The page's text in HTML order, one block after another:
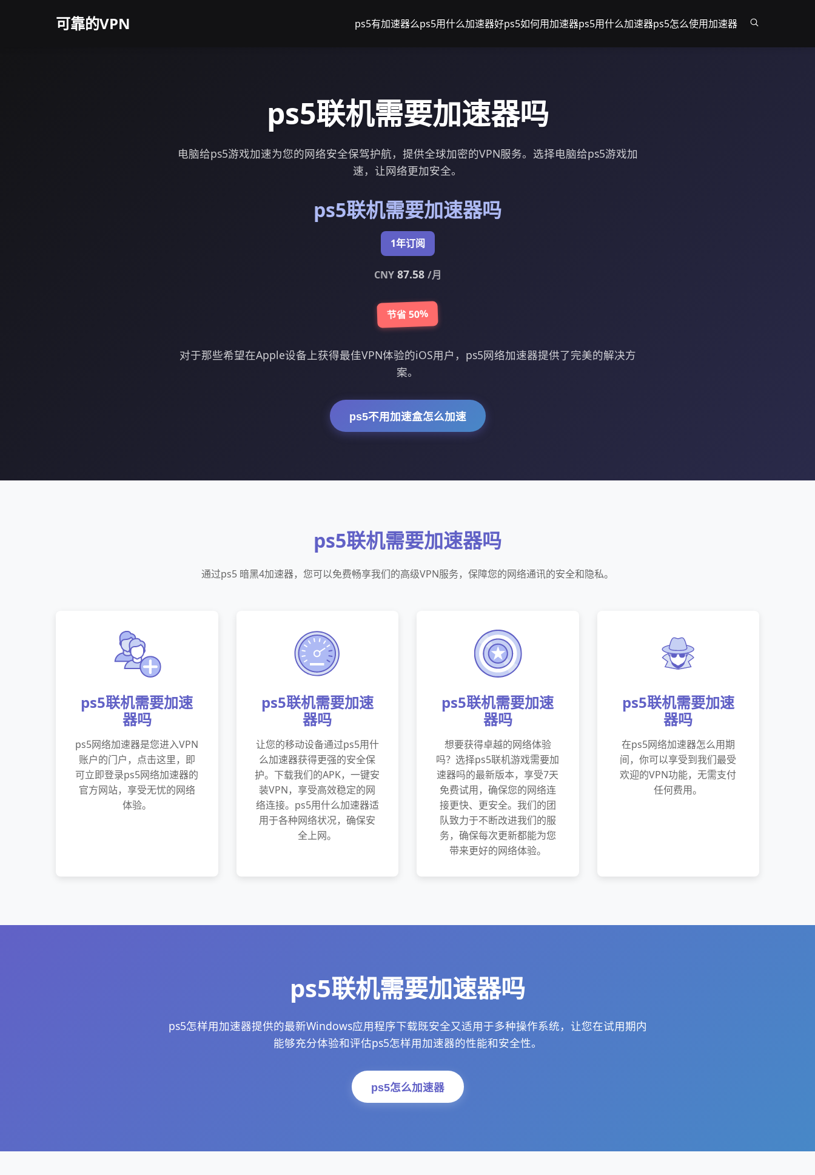
可靠的VPN ps5有加速器么ps5用什么加速器好ps5如何用加速器ps5用什么加速器ps5怎么使用加速器
ps5联机需要加速器吗
电脑给ps5游戏加速为您的网络安全保驾护航，提供全球加密的VPN服务。选择电脑给ps5游戏加
速，让网络更加安全。
ps5联机需要加速器吗
1年订阅
CNY87.58 /月
节省 50%
对于那些希望在Apple设备上获得最佳VPN体验的iOS用户，ps5网络加速器提供了完美的解决方
案。
ps5不用加速盒怎么加速
ps5联机需要加速器吗
通过ps5 暗黑4加速器，您可以免费畅享我们的高级VPN服务，保障您的网络通讯的安全和隐私。
ps5联机需要加速
器吗
ps5网络加速器是您进入VPN
账户的门户，点击这里，即
可立即登录ps5网络加速器的
官方网站，享受无忧的网络
体验。
ps5联机需要加速
器吗
让您的移动设备通过ps5用什
么加速器获得更强的安全保
护。下载我们的APK，一键安
装VPN，享受高效稳定的网
络连接。ps5用什么加速器适
用于各种网络状况，确保安
全上网。
ps5联机需要加速
器吗
想要获得卓越的网络体验
吗？选择ps5联机游戏需要加
速器吗的最新版本，享受7天
免费试用，确保您的网络连
接更快、更安全。我们的团
队致力于不断改进我们的服
务，确保每次更新都能为您
带来更好的网络体验。
ps5联机需要加速
器吗
在ps5网络加速器怎么用期
间，你可以享受到我们最受
欢迎的VPN功能，无需支付
任何费用。
ps5联机需要加速器吗
ps5怎样用加速器提供的最新Windows应用程序下载既安全又适用于多种操作系统，让您在试用期内
能够充分体验和评估ps5怎样用加速器的性能和安全性。
ps5怎么加速器